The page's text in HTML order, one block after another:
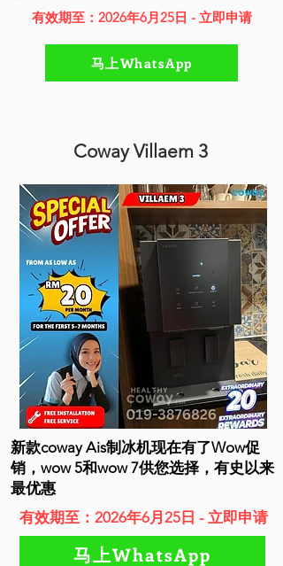
有效期至：2026年6月25日 - 立即申请
马上WhatsApp
Coway Villaem 3
新款coway Ais制冰机现在有了Wow促
销，wow 5和wow 7供您选择，有史以来
最优惠
有效期至：2026年6月25日 - 立即申请
马上WhatsApp